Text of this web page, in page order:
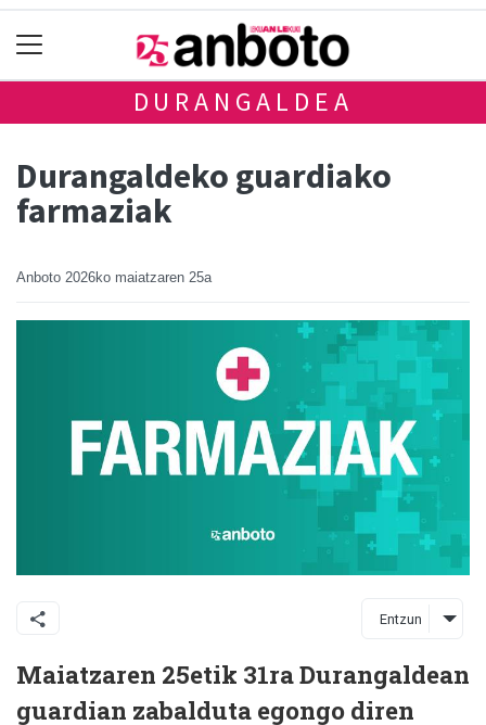
DURANGALDEA
Durangaldeko guardiako
farmaziak
Anboto 2026ko maiatzaren 25a
Entzun
Maiatzaren 25etik 31ra Durangaldean
guardian zabalduta egongo diren